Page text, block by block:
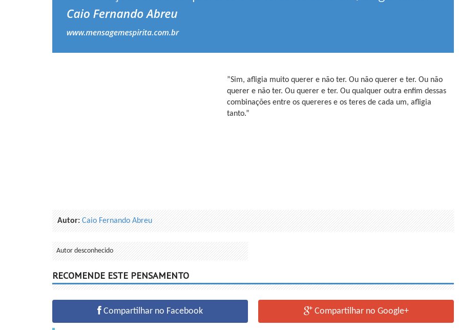
”Sim, afligia muito querer e não ter. Ou não querer e ter. Ou não
querer e não ter. Ou querer e ter. Ou qualquer outra enfim dessas
combinações entre os quereres e os teres de cada um, afligia
tanto.”
Autor:Caio Fernando Abreu
Autor desconhecido
RECOMENDE ESTE PENSAMENTO
Compartilhar no Facebook Compartilhar no Google+